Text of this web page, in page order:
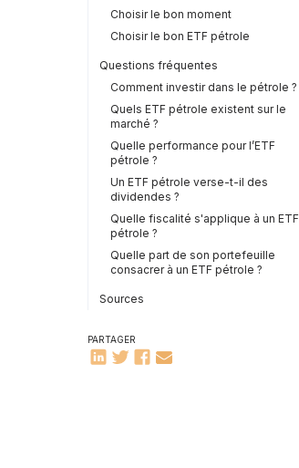
Choisir le bon moment
Choisir le bon ETF pétrole
Questions fréquentes
Comment investir dans le pétrole ?
Quels ETF pétrole existent sur le
marché ?
Quelle performance pour l’ETF
pétrole ?
Un ETF pétrole verse-t-il des
dividendes ?
Quelle fiscalité s'applique à un ETF
pétrole ?
Quelle part de son portefeuille
consacrer à un ETF pétrole ?
Sources
PARTAGER